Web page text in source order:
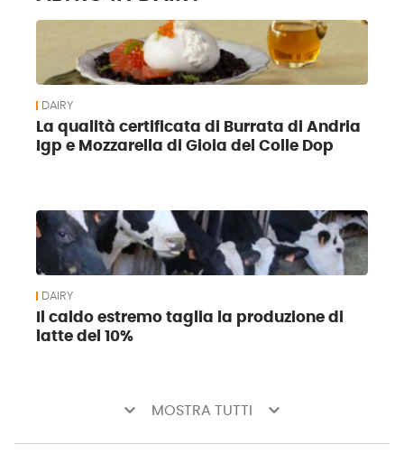
DAIRY
La qualità certificata di Burrata di Andria
Igp e Mozzarella di Gioia del Colle Dop
DAIRY
Il caldo estremo taglia la produzione di
latte del 10%
keyboard_arrow_down MOSTRA TUTTI keyboard_arrow_down